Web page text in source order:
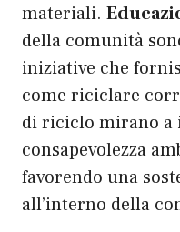
materiali.
della comunità
iniziative che
come riciclare
di riciclo mirano a
consapevolezza
favorendo una
all’interno della